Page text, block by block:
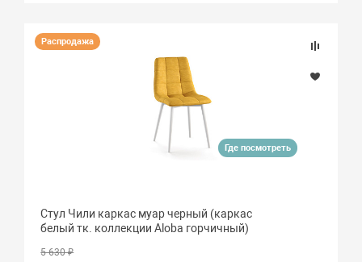
Распродажа
Где посмотреть
Стул Чили каркас муар черный (каркас
белый тк. коллекции Aloba горчичный)
5 630 ₽